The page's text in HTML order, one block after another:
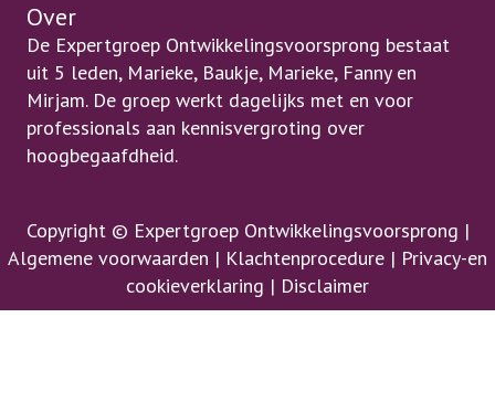
Over
De Expertgroep Ontwikkelingsvoorsprong bestaat
uit 5 leden, Marieke, Baukje, Marieke, Fanny en
Mirjam. De groep werkt dagelijks met en voor
professionals aan kennisvergroting over
hoogbegaafdheid.
Copyright © Expertgroep Ontwikkelingsvoorsprong |
Algemene voorwaarden | Klachtenprocedure | Privacy-en
cookieverklaring | Disclaimer